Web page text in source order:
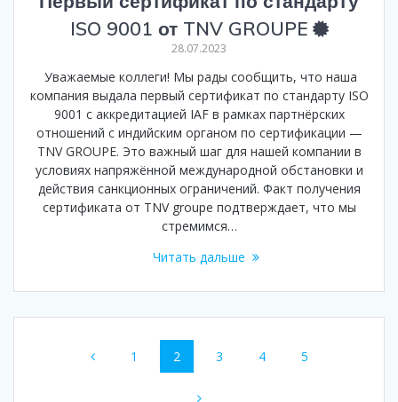
ISO 9001 от TNV GROUPE
28.07.2023
Уважаемые коллеги! Мы рады сообщить, что наша
компания выдала первый сертификат по стандарту ISO
9001 с аккредитацией IAF в рамках партнёрских
отношений с индийским органом по сертификации —
TNV GROUPE. Это важный шаг для нашей компании в
условиях напряжённой международной обстановки и
действия санкционных ограничений. Факт получения
сертификата от TNV groupe подтверждает, что мы
стремимся…
Читать дальше
Навигация
Страница
1 Страница
2 Страница
3 Страница
4 Страница
5